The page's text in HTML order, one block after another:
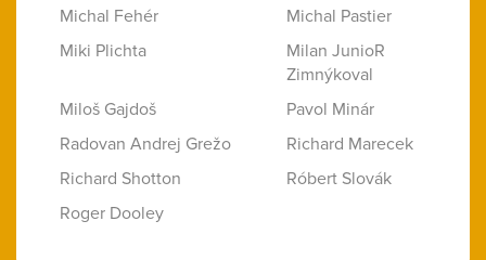
Michal Fehér
Michal Pastier
Miki Plichta
Milan JunioR
Zimnýkoval
Miloš Gajdoš
Pavol Minár
Radovan Andrej Grežo
Richard Marecek
Richard Shotton
Róbert Slovák
Roger Dooley